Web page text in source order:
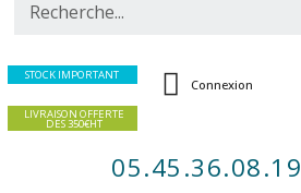
STOCK IMPORTANT
LIVRAISON OFFERTE
DES 350€HT
Connexion
05.45.36.08.19